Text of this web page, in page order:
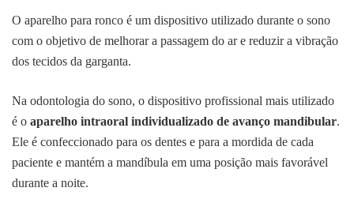
O aparelho para ronco é um dispositivo utilizado durante o sono
com o objetivo de melhorar a passagem do ar e reduzir a vibração
dos tecidos da garganta.
Na odontologia do sono, o dispositivo profissional mais utilizado
é o aparelho intraoral individualizado de avanço mandibular.
Ele é confeccionado para os dentes e para a mordida de cada
paciente e mantém a mandíbula em uma posição mais favorável
durante a noite.